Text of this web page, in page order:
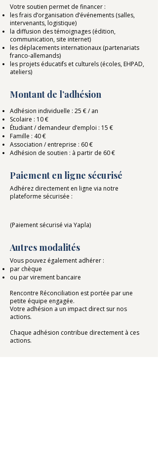
Votre soutien permet de financer :
les frais d’organisation d’événements (salles,
intervenants, logistique)
la diffusion des témoignages (édition,
communication, site internet)
les déplacements internationaux (partenariats
franco-allemands)
les projets éducatifs et culturels (écoles, EHPAD,
ateliers)
Montant de l’adhésion
Adhésion individuelle : 25 € / an
Scolaire : 10 €
Étudiant / demandeur d’emploi : 15 €
Famille : 40 €
Association / entreprise : 60 €
Adhésion de soutien : à partir de 60 €
Paiement en ligne sécurisé
Adhérez directement en ligne via notre
plateforme sécurisée :
(Paiement sécurisé via Yapla)
Autres modalités
Vous pouvez également adhérer :
par chèque
ou par virement bancaire
Rencontre Réconciliation est portée par une
petite équipe engagée.
Votre adhésion a un impact direct sur nos
actions.
Chaque adhésion contribue directement à ces
actions.